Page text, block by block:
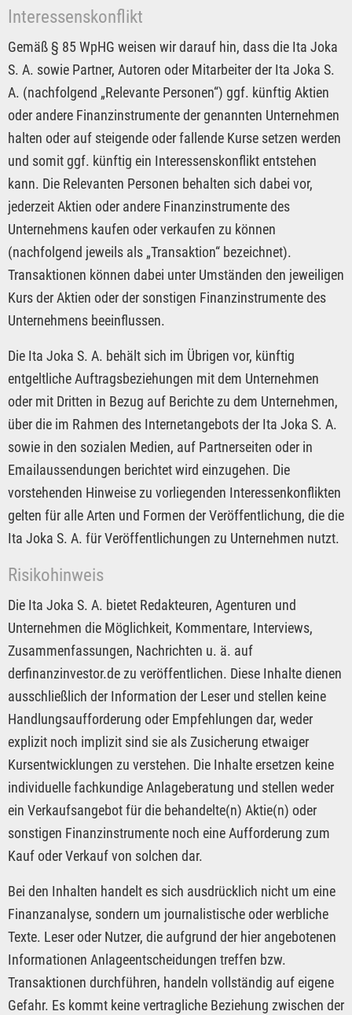
Interessenskonflikt
Gemäß § 85 WpHG weisen wir darauf hin, dass die Ita Joka
S. A. sowie Partner, Autoren oder Mitarbeiter der Ita Joka S.
A. (nachfolgend „Relevante Personen“) ggf. künftig Aktien
oder andere Finanzinstrumente der genannten Unternehmen
halten oder auf steigende oder fallende Kurse setzen werden
und somit ggf. künftig ein Interessenskonflikt entstehen
kann. Die Relevanten Personen behalten sich dabei vor,
jederzeit Aktien oder andere Finanzinstrumente des
Unternehmens kaufen oder verkaufen zu können
(nachfolgend jeweils als „Transaktion“ bezeichnet).
Transaktionen können dabei unter Umständen den jeweiligen
Kurs der Aktien oder der sonstigen Finanzinstrumente des
Unternehmens beeinflussen.
Die Ita Joka S. A. behält sich im Übrigen vor, künftig
entgeltliche Auftragsbeziehungen mit dem Unternehmen
oder mit Dritten in Bezug auf Berichte zu dem Unternehmen,
über die im Rahmen des Internetangebots der Ita Joka S. A.
sowie in den sozialen Medien, auf Partnerseiten oder in
Emailaussendungen berichtet wird einzugehen. Die
vorstehenden Hinweise zu vorliegenden Interessenkonflikten
gelten für alle Arten und Formen der Veröffentlichung, die die
Ita Joka S. A. für Veröffentlichungen zu Unternehmen nutzt.
Risikohinweis
Die Ita Joka S. A. bietet Redakteuren, Agenturen und
Unternehmen die Möglichkeit, Kommentare, Interviews,
Zusammenfassungen, Nachrichten u. ä. auf
derfinanzinvestor.de zu veröffentlichen. Diese Inhalte dienen
ausschließlich der Information der Leser und stellen keine
Handlungsaufforderung oder Empfehlungen dar, weder
explizit noch implizit sind sie als Zusicherung etwaiger
Kursentwicklungen zu verstehen. Die Inhalte ersetzen keine
individuelle fachkundige Anlageberatung und stellen weder
ein Verkaufsangebot für die behandelte(n) Aktie(n) oder
sonstigen Finanzinstrumente noch eine Aufforderung zum
Kauf oder Verkauf von solchen dar.
Bei den Inhalten handelt es sich ausdrücklich nicht um eine
Finanzanalyse, sondern um journalistische oder werbliche
Texte. Leser oder Nutzer, die aufgrund der hier angebotenen
Informationen Anlageentscheidungen treffen bzw.
Transaktionen durchführen, handeln vollständig auf eigene
Gefahr. Es kommt keine vertragliche Beziehung zwischen der